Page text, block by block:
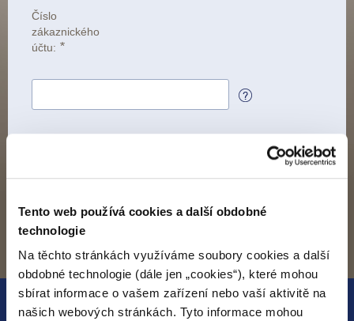
Tento web používá cookies a další obdobné
technologie
Na těchto stránkách využíváme soubory cookies a další
obdobné technologie (dále jen „cookies“), které mohou
sbírat informace o vašem zařízení nebo vaší aktivitě na
našich webových stránkách. Tyto informace mohou
Číslo
zákaznického
účtu: *